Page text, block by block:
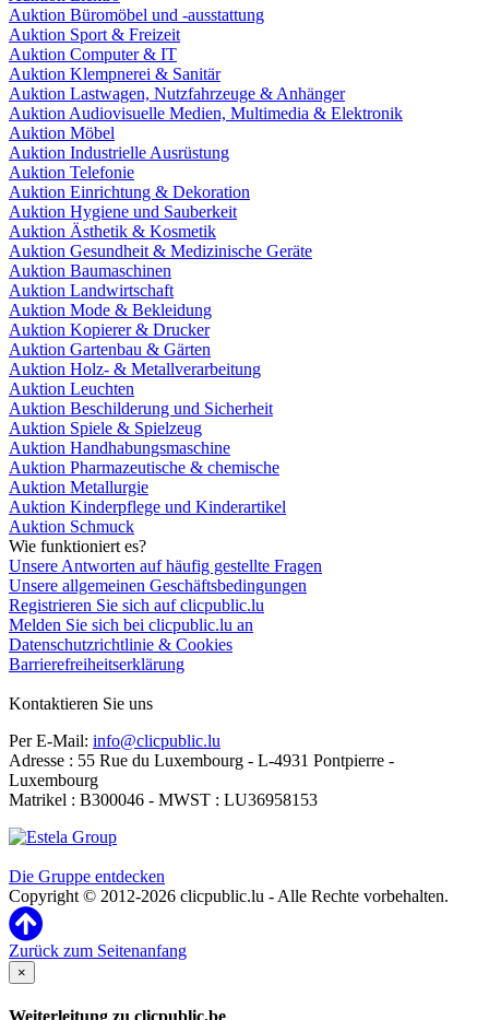
Auktion Büromöbel und -ausstattung
Auktion Sport & Freizeit
Auktion Computer & IT
Auktion Klempnerei & Sanitär
Auktion Lastwagen, Nutzfahrzeuge & Anhänger
Auktion Audiovisuelle Medien, Multimedia & Elektronik
Auktion Möbel
Auktion Industrielle Ausrüstung
Auktion Telefonie
Auktion Einrichtung & Dekoration
Auktion Hygiene und Sauberkeit
Auktion Ästhetik & Kosmetik
Auktion Gesundheit & Medizinische Geräte
Auktion Baumaschinen
Auktion Landwirtschaft
Auktion Mode & Bekleidung
Auktion Kopierer & Drucker
Auktion Gartenbau & Gärten
Auktion Holz- & Metallverarbeitung
Auktion Leuchten
Auktion Beschilderung und Sicherheit
Auktion Spiele & Spielzeug
Auktion Handhabungsmaschine
Auktion Pharmazeutische & chemische
Auktion Metallurgie
Auktion Kinderpflege und Kinderartikel
Auktion Schmuck
Wie funktioniert es?
Unsere Antworten auf häufig gestellte Fragen
Unsere allgemeinen Geschäftsbedingungen
Registrieren Sie sich auf clicpublic.lu
Melden Sie sich bei clicpublic.lu an
Datenschutzrichtlinie & Cookies
Barrierefreiheitserklärung
Kontaktieren Sie uns
Per E-Mail: info@clicpublic.lu
Adresse : 55 Rue du Luxembourg - L-4931 Pontpierre -
Luxembourg
Matrikel : B300046 - MWST : LU36958153
Die Gruppe entdecken
Copyright © 2012-2026 clicpublic.lu - Alle Rechte vorbehalten.
Zurück zum Seitenanfang
×